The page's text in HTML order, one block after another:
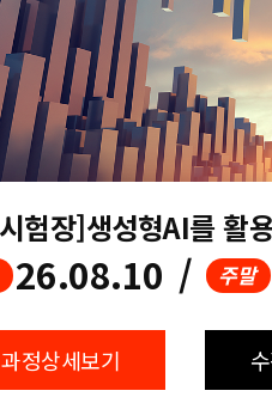
26.08.10 / 주말
과정상세보기